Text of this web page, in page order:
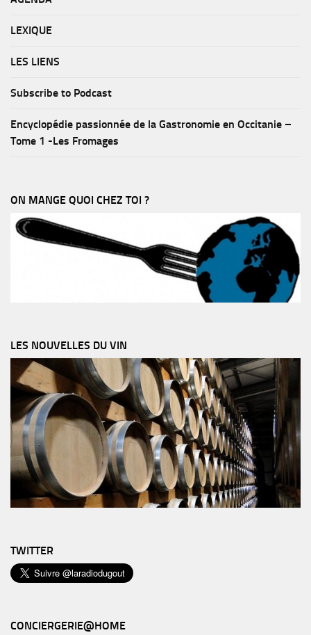
LEXIQUE
LES LIENS
Subscribe to Podcast
Encyclopédie passionnée de la Gastronomie en Occitanie –
Tome 1 -Les Fromages
ON MANGE QUOI CHEZ TOI ?
LES NOUVELLES DU VIN
TWITTER
CONCIERGERIE@HOME